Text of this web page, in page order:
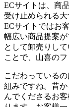
ECサイトは、商
受け止められる大
ECサイトではお
幅広い商品提案
として卸売りし
ことで、山喜の
こだわっている
組みですね。昔
んでくださるお